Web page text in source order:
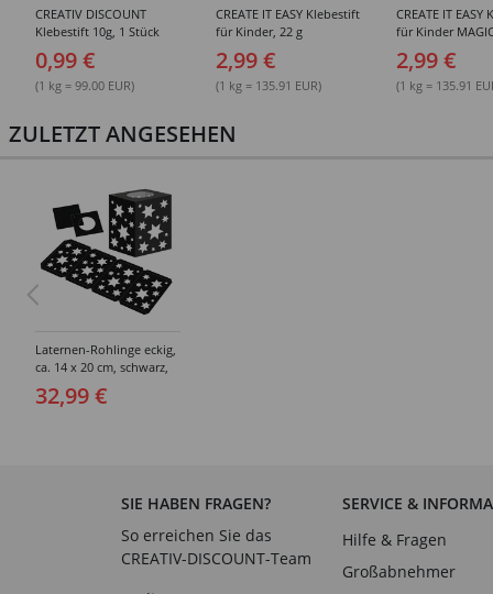
CREATIV DISCOUNT
Klebestift 10g, 1 Stück
0,99 €
(1 kg = 99.00 EUR)
CREATE IT EASY Klebestift
für Kinder, 22 g
2,99 €
(1 kg = 135.91 EUR)
CREATE IT
für Kinder
2,99 €
(1 kg = 135.91
ZULETZT ANGESEHEN
Laternen-Rohlinge eckig,
ca. 14 x 20 cm, schwarz,
Sterne, 25 Stück
32,99 €
SIE HABEN FRAGEN?
So erreichen Sie das
CREATIV-DISCOUNT-Team
SERVICE &
Hilfe & Fragen
Großabnehmer